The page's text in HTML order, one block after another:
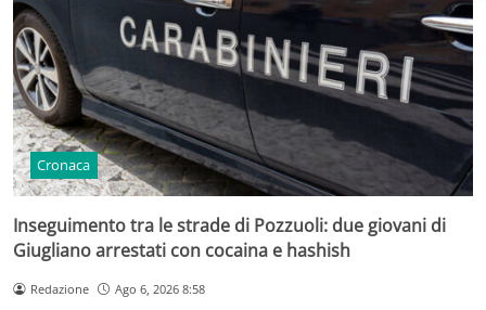
Cronaca
Inseguimento tra le strade di Pozzuoli: due giovani di
Giugliano arrestati con cocaina e hashish
Redazione Ago 6, 2026 8:58